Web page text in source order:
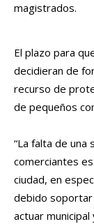
magistrados.
El plazo para
decidieran de
recurso de
de pequeños
“La falta de una
comerciantes
ciudad, en
debido soportar
actuar municipal